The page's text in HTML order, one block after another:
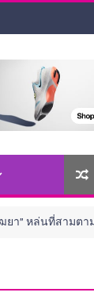
มผู้นำสองสโตรค